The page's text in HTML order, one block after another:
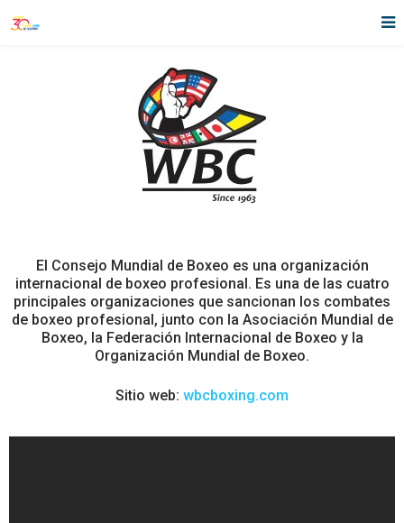
El Consejo Mundial de Boxeo es una organización
internacional de boxeo profesional. Es una de las cuatro
principales organizaciones que sancionan los combates
de boxeo profesional, junto con la Asociación Mundial de
Boxeo, la Federación Internacional de Boxeo y la
Organización Mundial de Boxeo.
Sitio web: wbcboxing.com